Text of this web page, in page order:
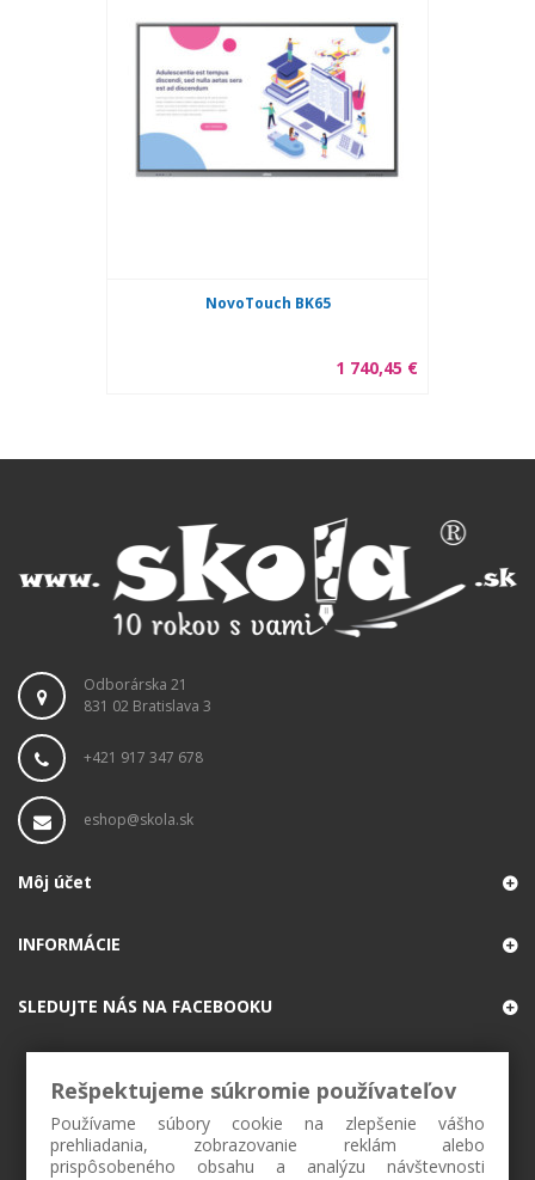
NovoTouch BK65
1 740,45 €
Odborárska 21
831 02 Bratislava 3
+421 917 347 678
eshop@skola.sk
Môj účet
INFORMÁCIE
SLEDUJTE NÁS NA FACEBOOKU
Rešpektujeme súkromie používateľov
Používame súbory cookie na zlepšenie vášho
prehliadania, zobrazovanie reklám alebo
prispôsobeného obsahu a analýzu návštevnosti